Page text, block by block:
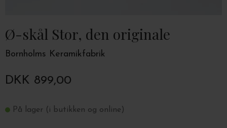
Ø-skål Stor, den originale
Bornholms Keramikfabrik
DKK 899,00
På lager (i butikken og online)